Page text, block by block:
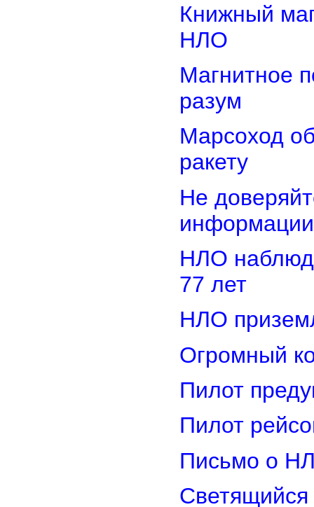
Книжный
НЛО
Магнитное
разум
Марсоход
ракету
Не
информации
НЛО
77 лет
НЛО
Огромный
Пилот
Пилот
Письмо о
Светящийся